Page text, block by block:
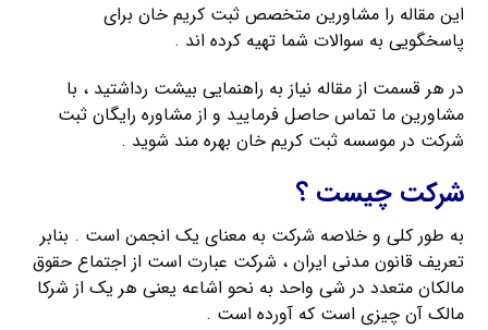
این مقاله را مشاورین متخصص ثبت کریم خان برای
پاسخگویی به سوالات شما تهیه کرده اند .
در هر قسمت از مقاله نیاز به راهنمایی بیشت رداشتید ، با
مشاورین ما تماس حاصل فرمایید و از مشاوره رایگان ثبت
شرکت در موسسه ثبت کریم خان بهره مند شوید .
شرکت چیست ؟
به طور کلی و خلاصه شرکت به معنای یک انجمن است . بنابر
تعریف قانون مدنی ایران ، شرکت عبارت است از اجتماع حقوق
مالکان متعدد در شی واحد به نحو اشاعه یعنی هر یک از شرکا
مالک آن چیزی است که آورده است .